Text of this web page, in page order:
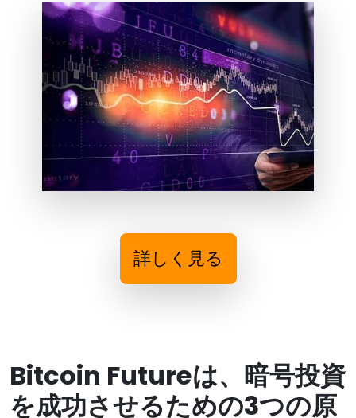
詳しく見る
Bitcoin Futureは、暗号投資
を成功させるための3つの原